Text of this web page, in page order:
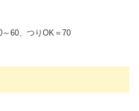
60、つりOK＝70